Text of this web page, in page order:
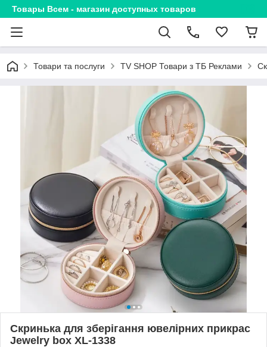
Товары Всем - магазин доступных товаров
Товари та послуги TV SHOP Товари з ТБ Реклами
Скринька для зберігання ювелірних прикрас
Jewelry box XL-1338